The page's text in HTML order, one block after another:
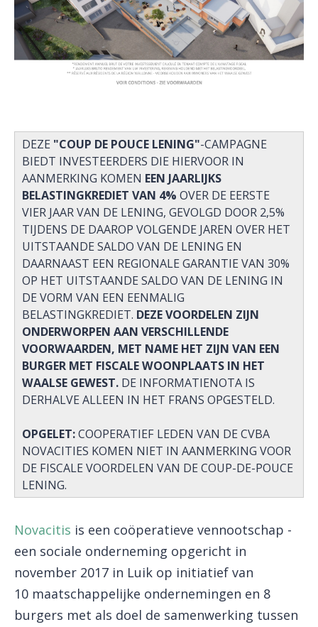
DEZE "COUP DE POUCE LENING"-CAMPAGNE
BIEDT INVESTEERDERS DIE HIERVOOR IN
AANMERKING KOMEN EEN JAARLIJKS
BELASTINGKREDIET VAN 4% OVER DE EERSTE
VIER JAAR VAN DE LENING, GEVOLGD DOOR 2,5%
TIJDENS DE DAAROP VOLGENDE JAREN OVER HET
UITSTAANDE SALDO VAN DE LENING EN
DAARNAAST EEN REGIONALE GARANTIE VAN 30%
OP HET UITSTAANDE SALDO VAN DE LENING IN
DE VORM VAN EEN EENMALIG
BELASTINGKREDIET. DEZE VOORDELEN ZIJN
ONDERWORPEN AAN VERSCHILLENDE
VOORWAARDEN, MET NAME HET ZIJN VAN EEN
BURGER MET FISCALE WOONPLAATS IN HET
WAALSE GEWEST. DE INFORMATIENOTA IS
DERHALVE ALLEEN IN HET FRANS OPGESTELD.
OPGELET:COOPERATIEF LEDEN VAN DE CVBA
NOVACITIES KOMEN NIET IN AANMERKING VOOR
DE FISCALE VOORDELEN VAN DE COUP-DE-POUCE
LENING.
Novacitis is een coöperatieve vennootschap -
een sociale onderneming opgericht in
november 2017 in Luik op initiatief van
10 maatschappelijke ondernemingen en 8
burgers met als doel de samenwerking tussen